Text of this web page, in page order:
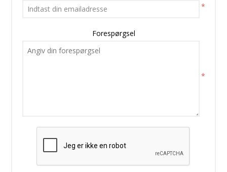
*
Forespørgsel
*